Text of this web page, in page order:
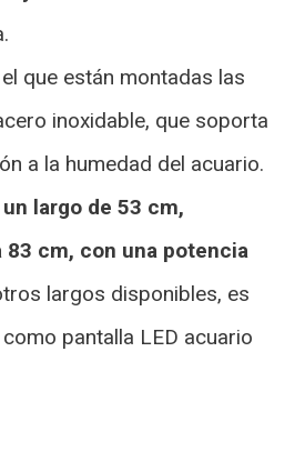
que están montadas las
inoxidable, que soporta
a la humedad del acuario.
largo de 53 cm,
cm, con una potencia
largos disponibles, es
pantalla LED acuario